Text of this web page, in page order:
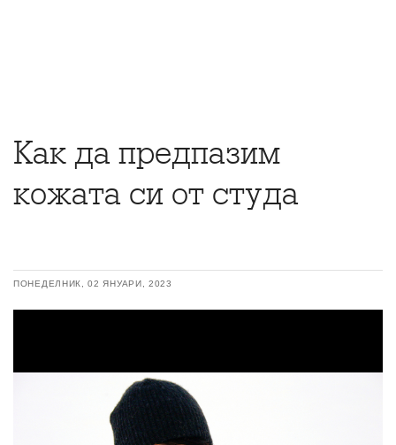
Как да предпазим
кожата си от студа
ПОНЕДЕЛНИК, 02 ЯНУАРИ, 2023